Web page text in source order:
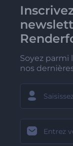
Soyez parmi
nos